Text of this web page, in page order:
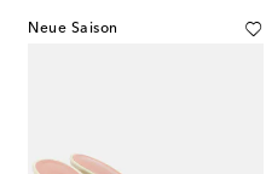
Neue Saison